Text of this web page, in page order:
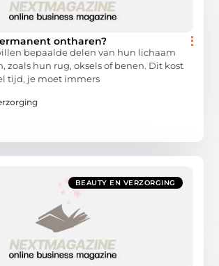
ontharen?
bepaalde delen van hun lichaam
zoals hun rug, oksels of benen. Dit kost
tijd, je moet immers
BEAUTY EN VERZORGING